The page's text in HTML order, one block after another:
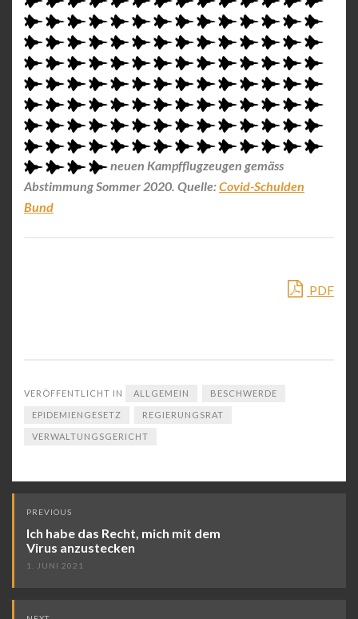
neuen Kampfflugzeugen gemäss
Abstimmung Sommer 2020. Quelle:Covid-Schulden
Bund
PDF
VERÖFFENTLICHT IN ALLGEMEIN BESCHWERDE
EPIDEMIENGESETZ REGIERUNGSRAT
VERWALTUNGSGERICHT
Post
navigation
PREVIOUS
Ich habe das Recht, mich mit dem
Virus anzustecken
1. JUNI 2021